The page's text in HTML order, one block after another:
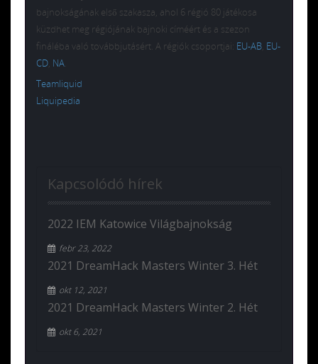
bajnokságának első szakasza, ahol 6 régió 80 játékosa
küzdhet meg régiójának bajnoki címéért és a szezon
fináléba való továbbjutásért. A régiók csoportjai: EU-AB, EU-
CD, NA.
Teamliquid
Liquipedia
Kapcsolódó hírek
2022 IEM Katowice Világbajnokság
febr 23, 2022
2021 DreamHack Masters Winter 3. Hét
okt 12, 2021
2021 DreamHack Masters Winter 2. Hét
okt 6, 2021